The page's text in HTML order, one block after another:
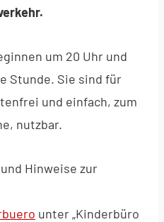
um 20 Uhr und
Stunde. Sie sind für
und einfach, zum
nutzbar.
Hinweise zur
unter „Kinderbüro